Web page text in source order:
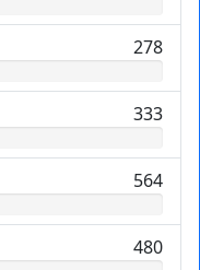
278
333
564
480